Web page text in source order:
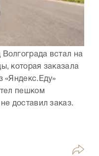
встал на
которая заказала
«Яндекс.Еду»
пешком
доставил заказ.